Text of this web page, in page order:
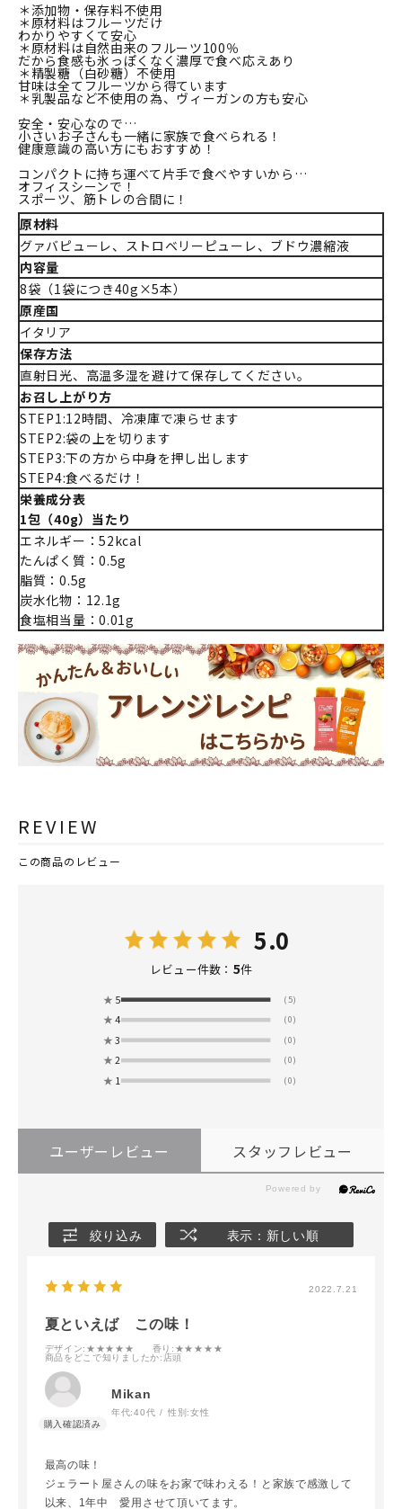
＊添加物・保存料不使用
＊原材料はフルーツだけ
わかりやすくて安心
＊原材料は自然由来のフルーツ100％
だから食感も氷っぽくなく濃厚で食べ応えあり
＊精製糖（白砂糖）不使用
甘味は全てフルーツから得ています
＊乳製品など不使用の為、ヴィーガンの方も安心
安全・安心なので…
小さいお子さんも一緒に家族で食べられる！
健康意識の高い方にもおすすめ！
コンパクトに持ち運べて片手で食べやすいから…
オフィスシーンで！
スポーツ、筋トレの合間に！
原材料
グァバピューレ、ストロベリーピューレ、ブドウ濃縮液
内容量
8袋（1袋につき40g×5本）
原産国
イタリア
保存方法
直射日光、高温多湿を避けて保存してください。
お召し上がり方
STEP1:12時間、冷凍庫で凍らせます
STEP2:袋の上を切ります
STEP3:下の方から中身を押し出します
STEP4:食べるだけ！
栄養成分表
1包（40g）当たり
エネルギー：52kcal
たんぱく質：0.5g
脂質：0.5g
炭水化物：12.1g
食塩相当量：0.01g
REVIEW
この商品のレビュー
5.0
レビュー件数： 5件
★ 5 (5)
★ 4 (0)
★ 3 (0)
★ 2 (0)
★ 1 (0)
ユーザーレビュー スタッフレビュー
絞り込み 表示：新しい順
2022.7.21
夏といえば この味！
デザイン:★★★★★ 香り :★★★★★
商品をどこで知りましたか:店頭
Mikan
年代:40代 性別:女性
最高の味！
ジェラート屋さんの味をお家で味わえる！と家族で感激して
以来、1年中 愛用させて頂いてます。